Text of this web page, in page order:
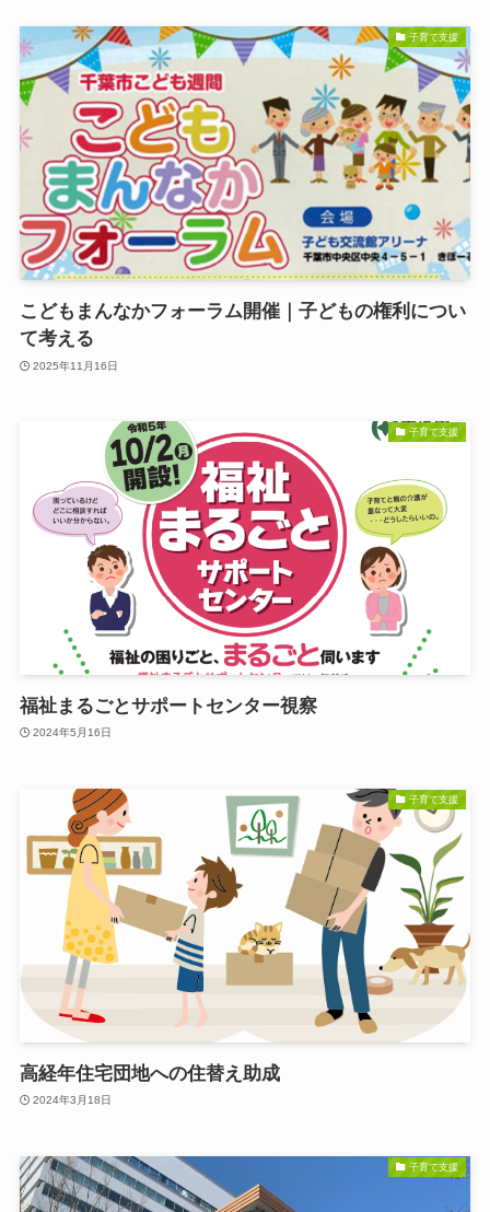
子育て支援
こどもまんなかフォーラム開催｜子どもの権利につい
て考える
2025年11月16日
子育て支援
福祉まるごとサポートセンター視察
2024年5月16日
子育て支援
高経年住宅団地への住替え助成
2024年3月18日
子育て支援